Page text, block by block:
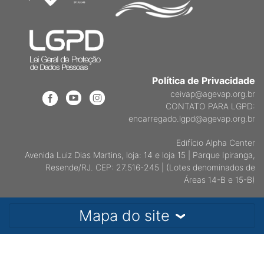
Política de Privacidade
ceivap@agevap.org.br
CONTATO PARA LGPD:
encarregado.lgpd@agevap.org.br
Edifício Alpha Center
Avenida Luiz Dias Martins, loja: 14 e loja 15 | Parque Ipiranga,
Resende/RJ. CEP: 27.516-245 | (Lotes denominados de
Áreas 14-B e 15-B)
Mapa do site